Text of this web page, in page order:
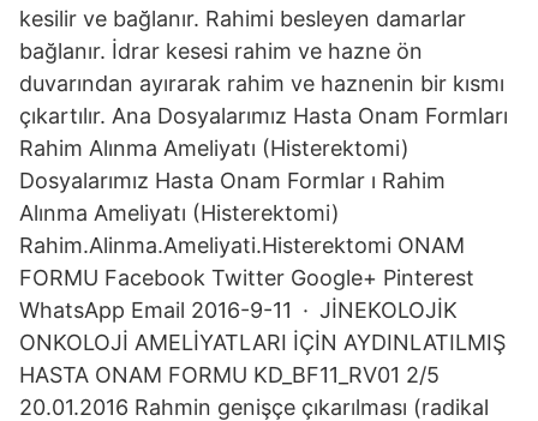
kesilir ve bağlanır. Rahimi besleyen damarlar
bağlanır. İdrar kesesi rahim ve hazne ön
duvarından ayırarak rahim ve haznenin bir kısmı
çıkartılır. Ana Dosyalarımız Hasta Onam Formları
Rahim Alınma Ameliyatı (Histerektomi)
Dosyalarımız Hasta Onam Formlar ı Rahim
Alınma Ameliyatı (Histerektomi)
Rahim.Alinma.Ameliyati.Histerektomi ONAM
FORMU Facebook Twitter Google+ Pinterest
WhatsApp Email 2016-9-11 · JİNEKOLOJİK
ONKOLOJİ AMELİYATLARI İÇİN AYDINLATILMIŞ
HASTA ONAM FORMU KD_BF11_RV01 2/5
20.01.2016 Rahmin genişçe çıkarılması (radikal